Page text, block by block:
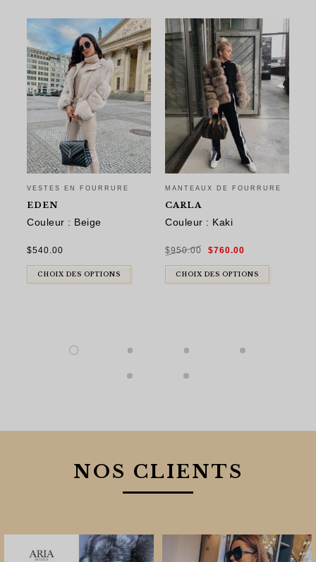
VESTES EN FOURRURE
EDEN
Couleur : Beige
$540.00
CHOIX DES OPTIONS
MANTEAUX DE FOURRURE
CARLA
Couleur : Kaki
$950.00
Le
prix
était :
$950.00.
$760.00
est :
$760.00.
CHOIX DES OPTIONS
NOS CLIENTS